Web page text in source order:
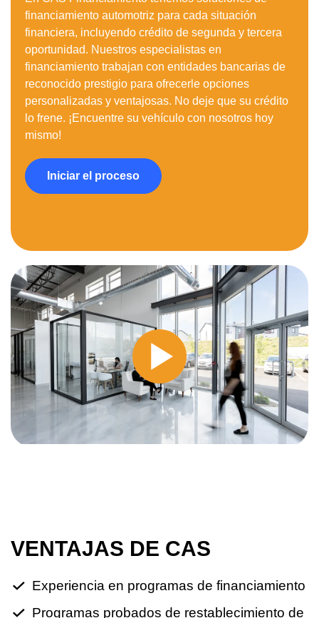
financiamiento automotriz para cada situación
financiera, incluyendo crédito de segunda y tercera
oportunidad. Nuestros especialistas en
financiamiento trabajan con entidades bancarias de
reconocido prestigio para ofrecerle opciones
personalizadas y ventajosas. No deje que su crédito
lo frene. ¡Encuentre su vehículo con nosotros hoy
mismo!
Iniciar el proceso
VENTAJAS DE CAS
Experiencia en programas de financiamiento
Programas probados de restablecimiento de